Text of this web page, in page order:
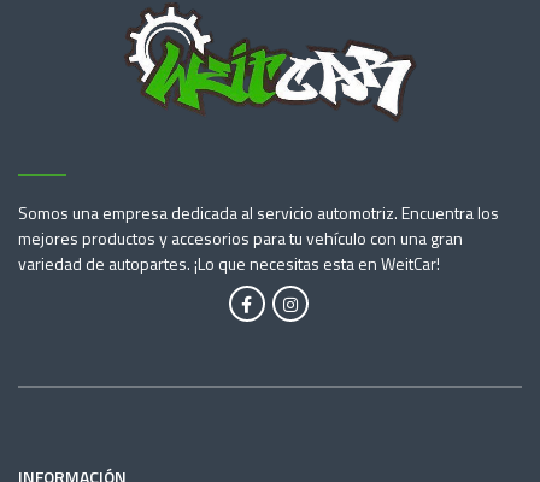
Somos una empresa dedicada al servicio automotriz. Encuentra los
mejores productos y accesorios para tu vehículo con una gran
variedad de autopartes. ¡Lo que necesitas esta en WeitCar!
INFORMACIÓN